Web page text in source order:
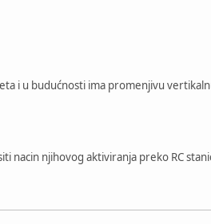
i u budućnosti ima promenjivu
nacin njihovog aktiviranja preko RC